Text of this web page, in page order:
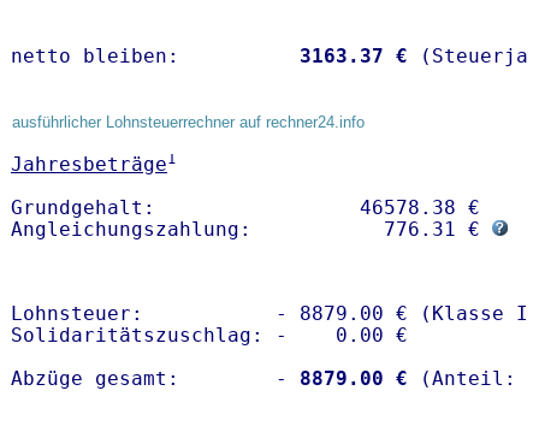
netto bleiben: 3163.37 €
ausführlicher Lohnsteuerrechner auf rechner24.info
Jahresbeträge1
Grundgehalt:                 46578.38 €
Angleichungszahlung:           776.31 €
Lohnsteuer:           - 8879.00 € (Klasse I)
Solidaritätszuschlag: -    0.00 €
Abzüge gesamt:        -
8879.00 €